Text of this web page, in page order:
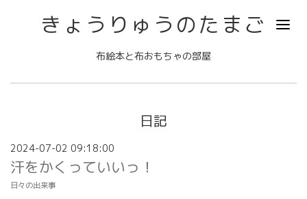
きょうりゅうのたまご
布絵本と布おもちゃの部屋
日記
2024-07-02 09:18:00
汗をかくっていいっ！
日々の出来事